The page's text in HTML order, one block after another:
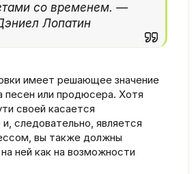
со временем. —
Лопатин​
имеет решающее значение
песен или продюсера. Хотя
своей касается
следовательно, является
вы также должны
ней как на возможности